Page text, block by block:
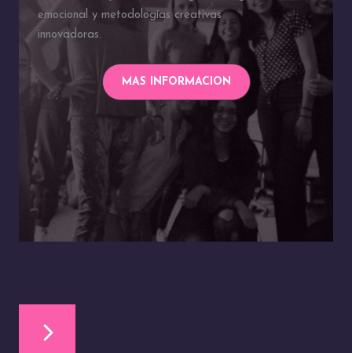
emocional y metodologías creativas
innovadoras.
MAS INFORMACION